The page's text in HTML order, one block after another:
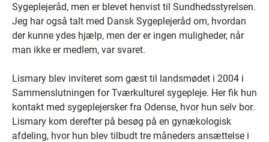
Sygeplejeråd, men er blevet henvist til Sundhedsstyrelsen.
Jeg har også talt med Dansk Sygeplejeråd om, hvordan
der kunne ydes hjælp, men der er ingen muligheder, når
man ikke er medlem, var svaret.
Lismary blev inviteret som gæst til landsmødet i 2004 i
Sammenslutningen for Tværkulturel sygepleje. Her fik hun
kontakt med sygeplejersker fra Odense, hvor hun selv bor.
Lismary kom derefter på besøg på en gynækologisk
afdeling, hvor hun blev tilbudt tre måneders ansættelse i